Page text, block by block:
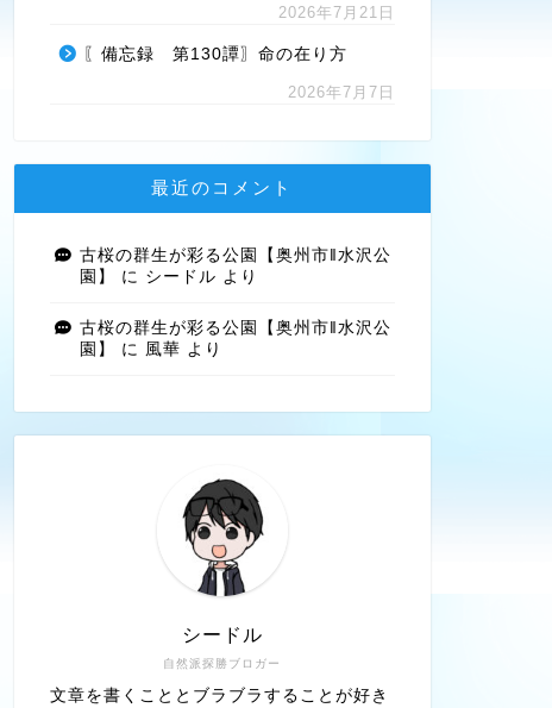
2026年7月21日
〖備忘録 第130譚〗命の在り方
2026年7月7日
最近のコメント
古桜の群生が彩る公園【奥州市‖水沢公
園】
に シードル より
古桜の群生が彩る公園【奥州市‖水沢公
園】
に 風華 より
自然派探勝ブロガー
シードル
文章を書くこととブラブラすることが好き